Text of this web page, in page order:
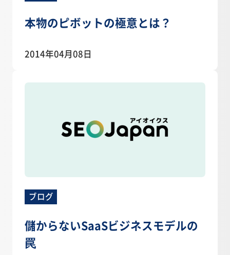
本物のピボットの極意とは？
2014年04月08日
ブログ
儲からないSaaSビジネスモデルの
罠